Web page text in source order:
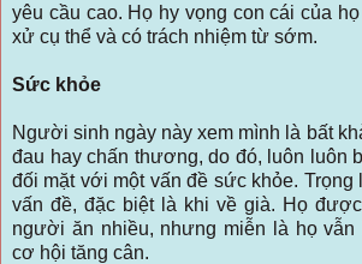
yêu cầu cao. Họ hy vọng con cái của
xử cụ thể và có trách nhiệm từ sớm.
Sức khỏe
Người sinh ngày này xem mình là bất
đau hay chấn thương, do đó, luôn luôn
đối mặt với một vấn đề sức khỏe.
vấn đề, đặc biệt là khi về già. Họ
người ăn nhiều, nhưng miễn là họ vẫn
cơ hội tăng cân.